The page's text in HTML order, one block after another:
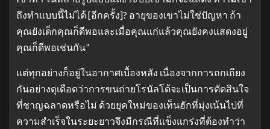
ถึงทําแบบนี้ไม่ได้ [อีกครั้ง]? อายุของเขาไม่ใช่ปัญหา ถ้า
คุณยังเด็กคุณก็ดีพอและเมื่อคุณแก่แล้วคุณยังคงแสดงอยู่
คุณก็ดีพอเช่นกัน”
แต่ทุกอย่างก็อยู่ในอากาศเบื้องหลัง เนื่องจากการถกเถียง
กันอย่างดุเดือดว่าการขนถ่ายโรนัลโด้จะเป็นการตัดสินใจ
ที่ชาญฉลาดหรือไม่ ด้วยยุคใหม่ของเท็นฮักที่มุ่งเน้นไปที่
ความสําเร็จในระยะยาวจึงมีกรณีที่แข็งแกร่งที่ต้องทําว่า